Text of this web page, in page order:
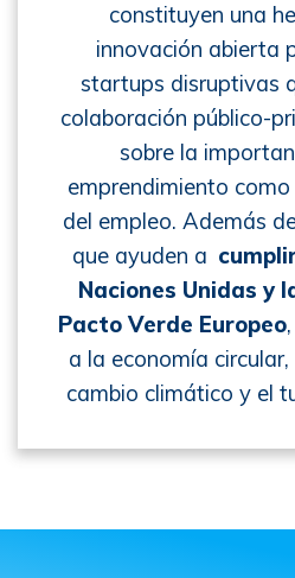
constituyen una
innovación abierta
startups disruptivas
colaboración público-
sobre la
emprendimiento
del empleo. Además
que ayuden a
Naciones Unidas y
Pacto Verde Europeo
a la economía
cambio climático y el